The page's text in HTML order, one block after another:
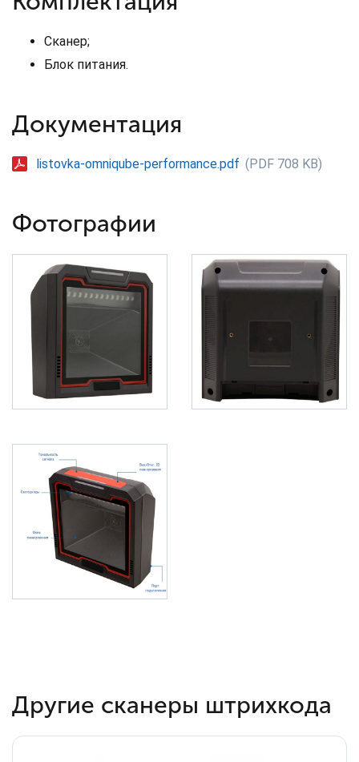
Сканер;
Блок питания.
Документация
listovka-omniqube-performance.pdf (PDF 708 KB)
Фотографии
Другие сканеры штрихкода